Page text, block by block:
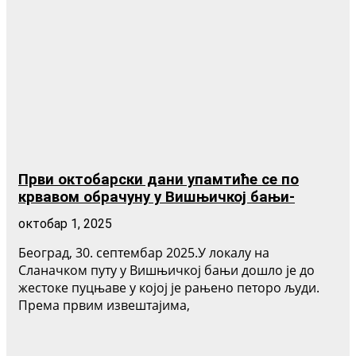
Први октобарски дани упамтиће се по
крвавом обрачуну у Вишњичкој бањи-
октобар 1, 2025
Београд, 30. септембар 2025.У локалу на
Сланачком путу у Вишњичкој бањи дошло је до
жестоке пуцњаве у којој је рањено петоро људи.
Према првим извештајима,